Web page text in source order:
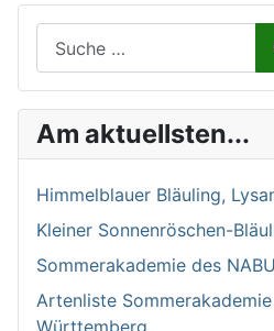
Type 2 or more characters
Am aktuellsten...
Himmelblauer Bläuling,
Kleiner Sonnenröschen-
Sommerakademie des
Artenliste